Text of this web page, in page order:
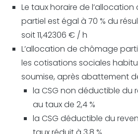
Le taux horaire de
partiel est égal à 70 % du
soit 11,42306 € / h
L’allocation de chômage
les cotisations sociales
soumise, après abattement de
la CSG non déductible du
au taux de 2,4 %
la CSG déductible du